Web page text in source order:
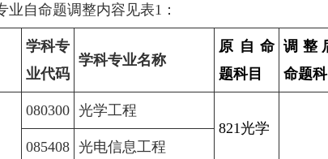
业自命题调整内容见表1：
学科专
业代码
学科专业名称
原自命
题科目
调整
命题科
080300 光学工程
821光学
085408 光电信息工程